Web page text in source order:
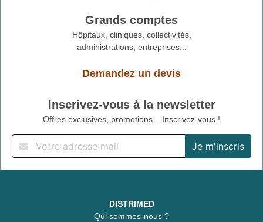
Grands comptes
Hôpitaux, cliniques, collectivités,
administrations, entreprises...
Demandez un devis
Inscrivez-vous à la newsletter
Offres exclusives, promotions... Inscrivez-vous !
DISTRIMED
Qui sommes-nous ?